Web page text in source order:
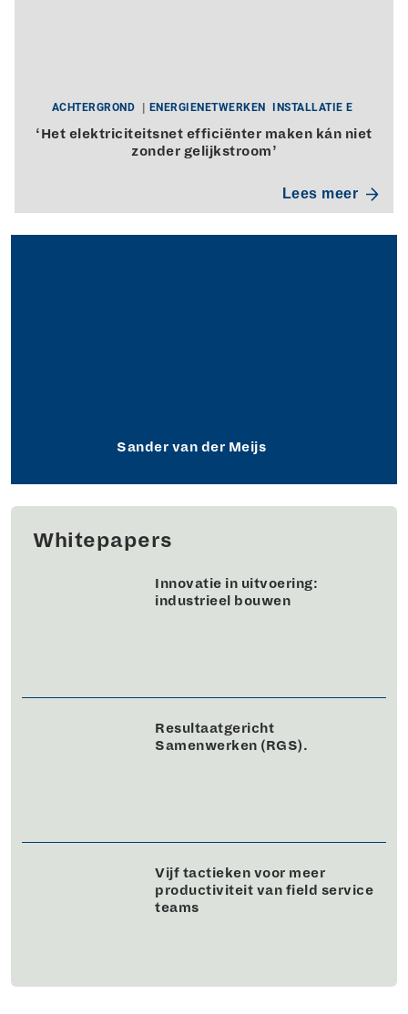
ACHTERGROND ENERGIENETWERKEN INSTALLATIE E
‘Het elektriciteitsnet efficiënter maken kán niet
zonder gelijkstroom’
Lees meer
Sander van der Meijs
Whitepapers
Innovatie in uitvoering:
industrieel bouwen
Resultaatgericht
Samenwerken (RGS).
Vijf tactieken voor meer
productiviteit van field service
teams